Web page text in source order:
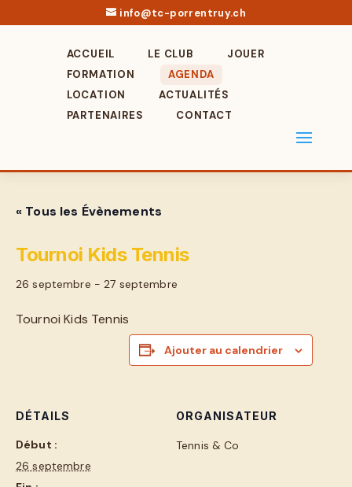
info@tc-porrentruy.ch
ACCUEIL LE CLUB
JOUER
FORMATION
AGENDA
LOCATION
ACTUALITÉS
PARTENAIRES
CONTACT
« Tous les Évènements
Tournoi Kids Tennis
26 septembre -27 septembre
Tournoi Kids Tennis
Ajouter au calendrier
DÉTAILS
Début :
26 septembre
ORGANISATEUR
Tennis & Co